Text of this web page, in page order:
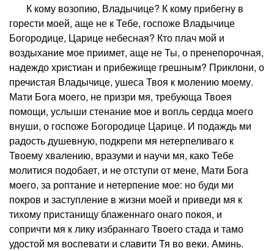
К кому возопию, Владычице? К кому прибегну в
горести моей, аще не к Тебе, госпоже Владычице
Богородице, Царице небесная? Кто плач мой и
воздыхание мое приимет, аще не Ты, о пренепорочная,
надеждо христиан и прибежище грешным? Приклони, о
пречистая Владычице, ушеса Твоя к молению моему.
Мати Бога моего, не призри мя, требующа Твоея
помощи, услыши стенание мое и вопль сердца моего
внуши, о госпоже Богородице Царице. И подаждь ми
радость душевную, подкрепи мя нетерпеливаго к
Твоему хвалению, вразуми и научи мя, како Тебе
молитися подобает, и не отступи от мене, Мати Бога
моего, за роптание и нетерпение мое: но буди ми
покров и заступление в жизни моей и приведи мя к
тихому пристанищу блаженнаго онаго покоя, и
сопричти мя к лику избраннаго Твоего стада и тамо
удостой мя воспевати и славити Тя во веки. Аминь.